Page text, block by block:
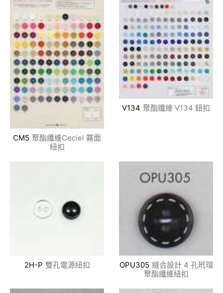
CM5 聚酯纖維Ceciel 霧面
紐扣
V134 聚酯纖維 V134 鈕扣
2H-P 雙孔電源紐扣 OPU305 縫合設計 4 孔玳瑁
聚酯纖維紐扣